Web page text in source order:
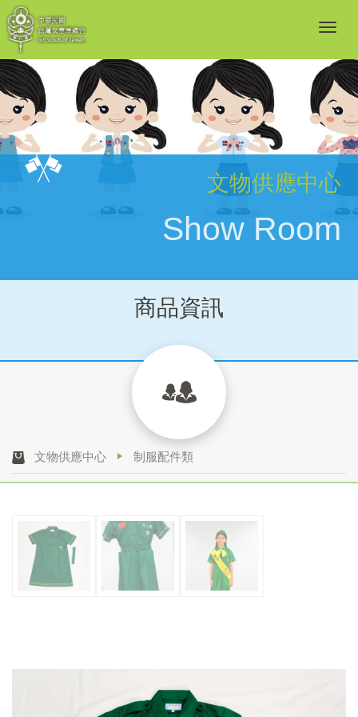
文物供應中心
Show Room
商品資訊
文物供應中心 制服配件類